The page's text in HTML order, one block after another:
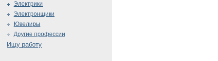
Электрики
Электронщики
Ювелиры
Другие профессии
Ищу работу